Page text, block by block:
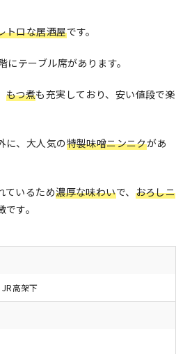
トロな居酒屋です。
テーブル席があります。
もつ煮も充実しており、安い値段で楽
に、大人気の特製味噌ニンニクがあ
ているため濃厚な味わいで、 おろしニ
す。
高架下